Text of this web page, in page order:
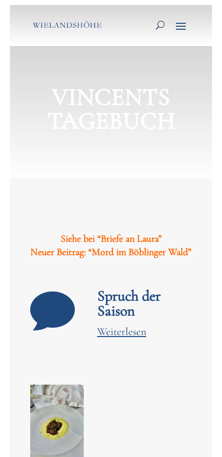
VINCENTS
Siehe bei “Briefe an Laura”
Neuer Beitrag: “Mord im Böblinger Wald”

Spruch der
Saison
Weiterlesen